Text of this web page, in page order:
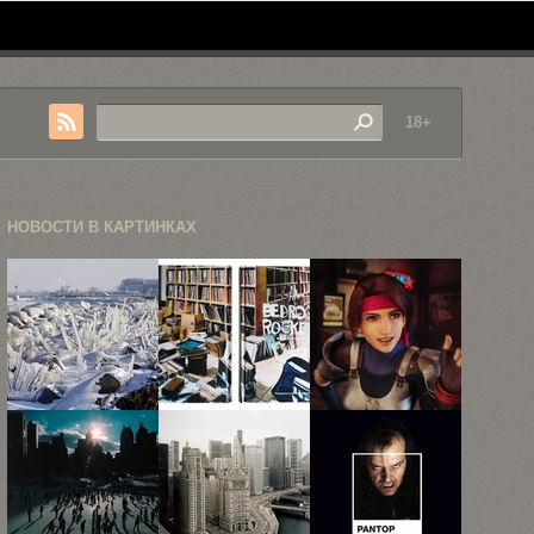
18+
НОВОСТИ В КАРТИНКАХ
Ледниковый
период
современности,
или что ...
Спальни
известных
рокеров и
диджеев
Призыв
чокобо,
дартс,
система, ...